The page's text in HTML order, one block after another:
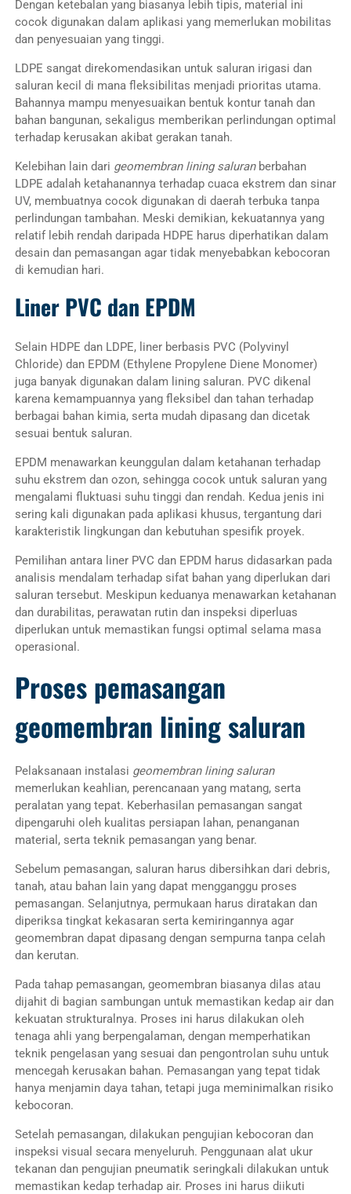
Dengan ketebalan yang biasanya lebih tipis, material ini
cocok digunakan dalam aplikasi yang memerlukan mobilitas
dan penyesuaian yang tinggi.
LDPE sangat direkomendasikan untuk saluran irigasi dan
saluran kecil di mana fleksibilitas menjadi prioritas utama.
Bahannya mampu menyesuaikan bentuk kontur tanah dan
bahan bangunan, sekaligus memberikan perlindungan optimal
terhadap kerusakan akibat gerakan tanah.
Kelebihan lain dari geomembran lining saluranberbahan
LDPE adalah ketahanannya terhadap cuaca ekstrem dan sinar
UV, membuatnya cocok digunakan di daerah terbuka tanpa
perlindungan tambahan. Meski demikian, kekuatannya yang
relatif lebih rendah daripada HDPE harus diperhatikan dalam
desain dan pemasangan agar tidak menyebabkan kebocoran
di kemudian hari.
Liner PVC dan EPDM
Selain HDPE dan LDPE, liner berbasis PVC (Polyvinyl
Chloride) dan EPDM (Ethylene Propylene Diene Monomer)
juga banyak digunakan dalam lining saluran. PVC dikenal
karena kemampuannya yang fleksibel dan tahan terhadap
berbagai bahan kimia, serta mudah dipasang dan dicetak
sesuai bentuk saluran.
EPDM menawarkan keunggulan dalam ketahanan terhadap
suhu ekstrem dan ozon, sehingga cocok untuk saluran yang
mengalami fluktuasi suhu tinggi dan rendah. Kedua jenis ini
sering kali digunakan pada aplikasi khusus, tergantung dari
karakteristik lingkungan dan kebutuhan spesifik proyek.
Pemilihan antara liner PVC dan EPDM harus didasarkan pada
analisis mendalam terhadap sifat bahan yang diperlukan dari
saluran tersebut. Meskipun keduanya menawarkan ketahanan
dan durabilitas, perawatan rutin dan inspeksi diperluas
diperlukan untuk memastikan fungsi optimal selama masa
operasional.
Proses pemasangan
geomembran lining saluran
Pelaksanaan instalasi geomembran lining saluran
memerlukan keahlian, perencanaan yang matang, serta
peralatan yang tepat. Keberhasilan pemasangan sangat
dipengaruhi oleh kualitas persiapan lahan, penanganan
material, serta teknik pemasangan yang benar.
Sebelum pemasangan, saluran harus dibersihkan dari debris,
tanah, atau bahan lain yang dapat mengganggu proses
pemasangan. Selanjutnya, permukaan harus diratakan dan
diperiksa tingkat kekasaran serta kemiringannya agar
geomembran dapat dipasang dengan sempurna tanpa celah
dan kerutan.
Pada tahap pemasangan, geomembran biasanya dilas atau
dijahit di bagian sambungan untuk memastikan kedap air dan
kekuatan strukturalnya. Proses ini harus dilakukan oleh
tenaga ahli yang berpengalaman, dengan memperhatikan
teknik pengelasan yang sesuai dan pengontrolan suhu untuk
mencegah kerusakan bahan. Pemasangan yang tepat tidak
hanya menjamin daya tahan, tetapi juga meminimalkan risiko
kebocoran.
Setelah pemasangan, dilakukan pengujian kebocoran dan
inspeksi visual secara menyeluruh. Penggunaan alat ukur
tekanan dan pengujian pneumatik seringkali dilakukan untuk
memastikan kedap terhadap air. Proses ini harus diikuti